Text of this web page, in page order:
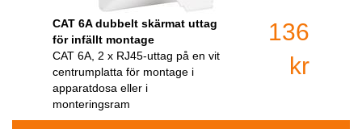
CAT 6A dubbelt skärmat uttag
för infällt montage
CAT 6A, 2 x RJ45-uttag på en vit
centrumplatta för montage i
apparatdosa eller i
monteringsram
136
kr